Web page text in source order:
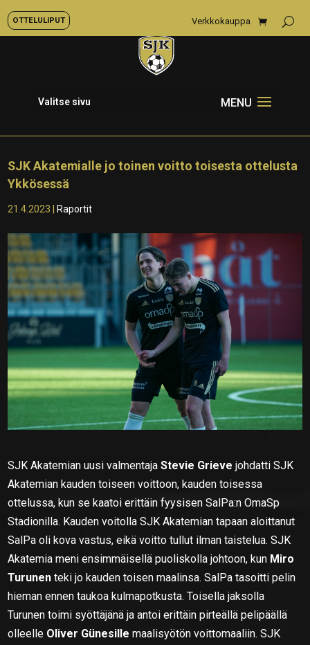
OTTELULIPUT Verkkokauppa
Valitse sivu
SJK Akatemialle jo toinen voitto toisesta ottelusta
Ykkösessä
21.4.2023 Raportit
SJK Akatemian uusi valmentajaStevie Grieve johdatti SJK
Akatemian kauden toiseen voittoon, kauden toisessa
ottelussa, kun se kaatoi erittäin fyysisen SalPa:n OmaSp
Stadionilla. Kauden voitolla SJK Akatemian tapaan aloittanut
SalPa oli kova vastus, eikä voitto tullut ilman taistelua. SJK
Akatemia meni ensimmäisellä puoliskolla johtoon, kun Miro
Turunen teki jo kauden toisen maalinsa. SalPa tasoitti pelin
hieman ennen taukoa kulmapotkusta. Toisella jaksolla
Turunen toimi syöttäjänä ja antoi erittäin pirteällä pelipäällä
olleelle Oliver Günesille maalisyötön voittomaaliin. SJK